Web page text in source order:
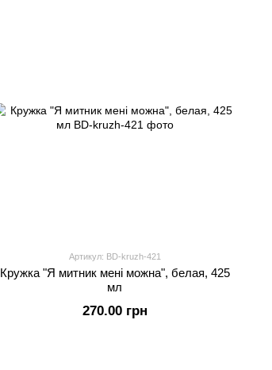
Артикул: BD-kruzh-421
Кружка "Я митник мені можна", белая, 425
мл
270.00 грн